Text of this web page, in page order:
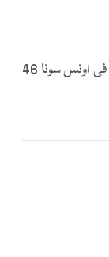
ایسوسی ایشن کے مطابق عالمی مارکیٹ میں فی اونس سونا 46